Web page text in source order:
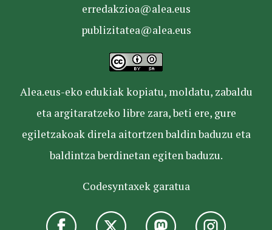
erredakzioa@alea.eus
publizitatea@alea.eus
Alea.eus-eko edukiak kopiatu, moldatu, zabaldu
eta argitaratzeko libre zara, beti ere, gure
egiletzakoak direla aitortzen baldin baduzu eta
baldintza berdinetan egiten baduzu.
Codesyntaxek garatua